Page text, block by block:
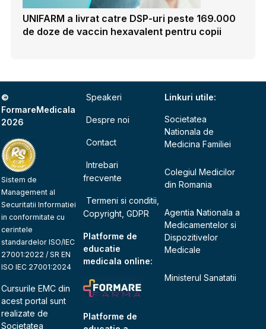
UNIFARM a livrat catre DSP-uri peste 169.000
de doze de vaccin hexavalent pentru copii
©
FormareMedicala
2026
Sistem de
Management al
Securitatii Informatiei
in conformitate cu
cerintele
standardelor ISO/IEC
27001:2022 / SR EN
ISO IEC 27001:2024
Cursurile EMC din
acest portal sunt
realizate de
Societatea
Speakeri
Despre noi
Contact
Intrebari
frecvente
Termeni si conditii,
Copyright, GDPR
Platforme de
educatie
medicala online:
Platforme de
Linkuri utile:
Societatea
Nationala de
Medicina Familiei
Colegiul Medicilor
din Romania
Agentia Nationala a
Medicamentelor si
Dispozitivelor
Medicale
Ministerul Sanatatii